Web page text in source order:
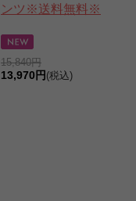
ンツ※送料無料※
15,840円
13,970円 (税込)